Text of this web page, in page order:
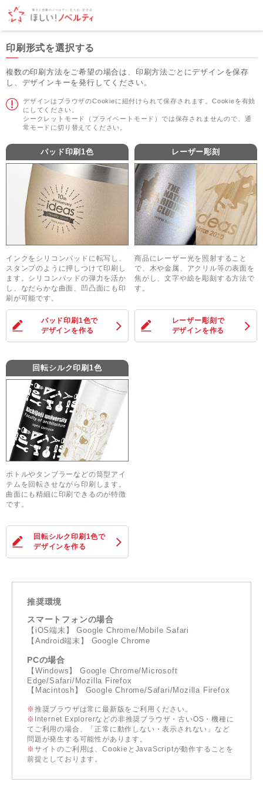
印刷形式を選択する
複数の印刷方法をご希望の場合は、印刷方法ごとにデザインを保存
し、デザインキーを発行してください。
デザインはブラウザのCookieに紐付けられて保存されます。Cookieを有効
にしてください。
シークレットモード（プライベートモード）では保存されませんので、通
常モードに切り替えてください。
パッド印刷1色
インクをシリコンパッドに転写し、
スタンプのように押しつけて印刷し
ます。シリコンパッドの弾力を活か
し、なだらかな曲面、凹凸面にも印
刷が可能です。
パッド印刷1色で
デザインを作る
レーザー彫刻
商品にレーザー光を照射すること
で、木や金属、アクリル等の表面を
焦がし、文字や絵を彫刻する方法で
す。
レーザー彫刻 で
デザインを作る
回転シルク印刷1色
ボトルやタンブラーなどの筒型アイ
テムを回転させながら印刷します。
曲面にも精細に印刷できるのが特徴
です。
回転シルク印刷1色で
デザインを作る
推奨環境
スマートフォンの場合
【iOS端末】 Google Chrome/Mobile Safari
【Android端末】 Google Chrome
PCの場合
【Windows】 Google Chrome/Microsoft
Edge/Safari/Mozilla Firefox
【Macintosh】 Google Chrome/Safari/Mozilla Firefox
※推奨ブラウザは常に最新版をご利用ください。
※ Internet Explorerなどの非推奨ブラウザ・古いOS・機種に
てご利用の場合、「正常に動作しない・表示されない」など
問題が発生する可能性があります。
※サイトのご利用は、CookieとJavaScriptが動作することを
前提としております。